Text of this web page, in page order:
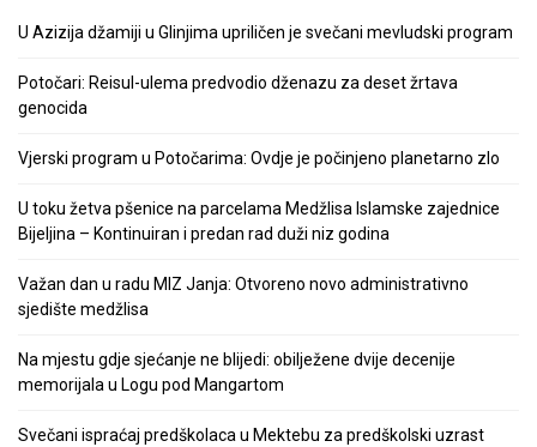
U Azizija džamiji u Glinjima upriličen je svečani mevludski program
Potočari: Reisul-ulema predvodio dženazu za deset žrtava
genocida
Vjerski program u Potočarima: Ovdje je počinjeno planetarno zlo
U toku žetva pšenice na parcelama Medžlisa Islamske zajednice
Bijeljina – Kontinuiran i predan rad duži niz godina
Važan dan u radu MIZ Janja: Otvoreno novo administrativno
sjedište medžlisa
Na mjestu gdje sjećanje ne blijedi: obilježene dvije decenije
memorijala u Logu pod Mangartom
Svečani ispraćaj predškolaca u Mektebu za predškolski uzrast